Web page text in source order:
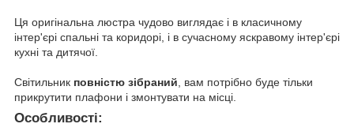
Ця оригінальна люстра чудово виглядає і в класичному
інтер'єрі спальні та коридорі, і в сучасному яскравому інтер'єрі
кухні та дитячої.
Світильник повністю зібраний, вам потрібно буде тільки
прикрутити плафони і змонтувати на місці.
Особливості: